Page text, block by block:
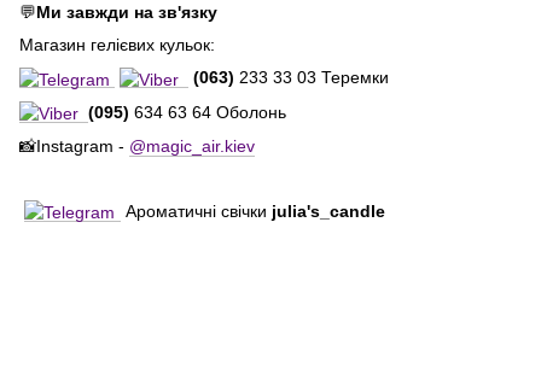
💬Ми завжди на зв'язку
Магазин гелієвих кульок:
(063) 233 33 03 Теремки
(095) 634 63 64 Оболонь
📸Instagram - @magic_air.kiev
Ароматичні свічки julia's_candle